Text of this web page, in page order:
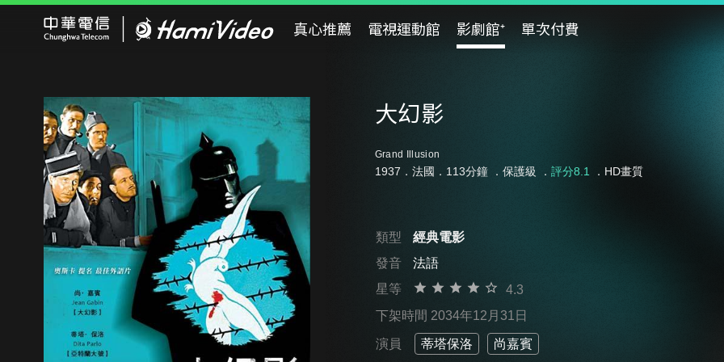
真心推薦 電視運動館 影劇館⁺ 單次付費
大幻影
Grand Illusion
1937．法國．113分鐘 ． 保護級 ． 評分8.1 ．HD畫質
類型
經典電影
發音
法語
星等
4.3
下架時間 2034年12月31日
演員 蒂塔保洛 尚嘉賓